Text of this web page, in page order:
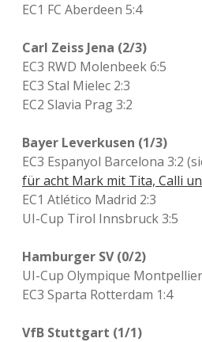
EC1 FC Aberdeen 5:4
Carl Zeiss Jena (2/3)
EC3 RWD Molenbeek 6:5
EC3 Stal Mielec 2:3
EC2 Slavia Prag 3:2
Bayer Leverkusen (1/3)
EC3 Espanyol Barcelona 3:2
für acht Mark mit Tita, Calli
EC1 Atlético Madrid 2:3
UI-Cup Tirol Innsbruck 3:5
Hamburger SV (0/2)
UI-Cup Olympique
EC3 Sparta Rotterdam 1:4
VfB Stuttgart (1/1)